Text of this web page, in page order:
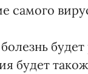
самого
будет
будет